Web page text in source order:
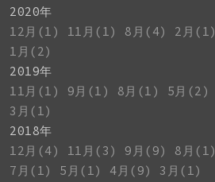
2020年
12月(1)
11月(1) 8月(4)
2月(1)
1月(2)
2019年
11月(1)
9月(1) 8月(1)
5月(2)
3月(1)
2018年
12月(4)
11月(3) 9月(9)
8月(1)
7月(1)
5月(1) 4月(9)
3月(1)